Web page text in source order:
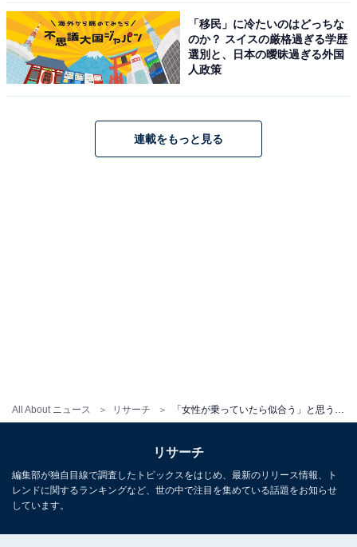
All About ニュース リサーチ 「女性が乗っていたら似合う」と思う日産の車ランキング！2位「ノート」、1位は？
「移民」に冷たいのはどっちな
のか？ スイスの厳格過ぎる学歴
選別と、日本の曖昧過ぎる外国
人政策
連載をもっと見る
リサーチ
編集部が独自目線で調査したトピックスをはじめ、最新のリリース情報、ト
レンドに関するランキングなど、世の中で注目を集めている話題をお知らせ
しています。